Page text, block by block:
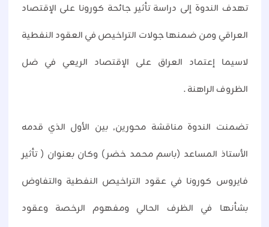
تهدف الندوة إلى دراسة تأثير جائحة كورونا على الإقتصاد
العراقي ومن ضمنها جولات التراخيص في العقود النفطية
لاسيما إعتماد العراق على الإقتصاد الريعي في ضل
الظروف الراهنة .
تضمنت الندوة مناقشة محورين٫ بين الأول الذي قدمه
الأستاذ المساعد (باسم محمد خضر) وكان بعنوان ( تأثير
فايروس كورونا في عقود التراخيص النفطية والتفاوض
بشأنها في الظرف الحالي ومفهوم الرخصة وعقود